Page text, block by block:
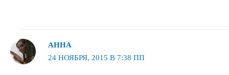
АННА
24 НОЯБРЯ, 2015 В 7:38 ПП